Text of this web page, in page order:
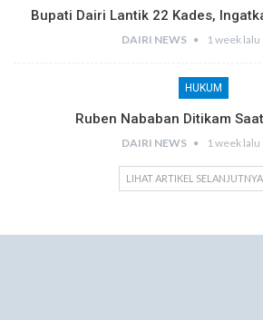
Bupati Dairi Lantik 22 Kades,
DAIRI NEWS 1 week lalu
HUKUM
Ruben Nababan Ditikam
DAIRI NEWS 1 week lalu
LIHAT ARTIKEL SELANJUTNYA